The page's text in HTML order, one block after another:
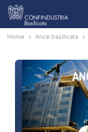
Home Ance basilicata